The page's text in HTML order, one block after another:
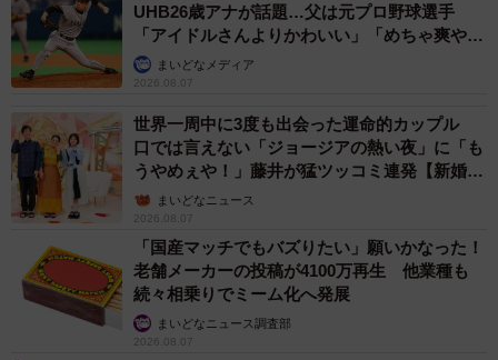
UHB26歳アナが話題…父は元プロ野球選手
「アイドルさんよりかわいい」「めちゃ爽や
か」まいどなメディア
2026.08.07
世界一周中に3度も出会った運命的カップル
口では言えない「ジョージアの熱い夜」に「も
うやめぇや！」藤井が猛ツッコミ連発【新婚さ
ん】まいどなニュース
2026.08.07
「国産マッチでもバズりたい」願いかなった！
老舗メーカーの投稿が4100万再生 他業種も
続々相乗りでミーム化へ発展
まいどなニュース調査部
2026.08.07